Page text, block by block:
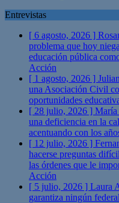
Entrevistas
[ 6 agosto, 2026 ]
problema que hoy
educación pública
Acción
[ 1 agosto, 2026 ]
una Asociación Civil
oportunidades
[ 28 julio, 2026 ] María
una deficiencia en la
acentuando con los
[ 12 julio, 2026 ]
hacerse preguntas
las órdenes que le
Acción
[ 5 julio, 2026 ] Laura
garantiza ningún